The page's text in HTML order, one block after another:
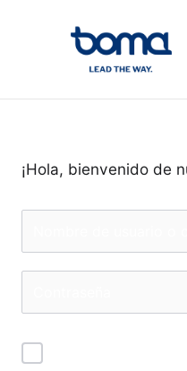
¡Hola, bienvenido de